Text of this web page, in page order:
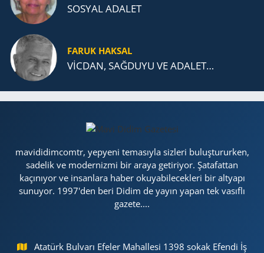
SOSYAL ADALET
FARUK HAKSAL
VİCDAN, SAĞ­DU­YU VE ADA­LET…
mavididimcomtr, yepyeni temasıyla sizleri buluştururken,
sadelik ve modernizmi bir araya getiriyor. Şatafattan
kaçınıyor ve insanlara haber okuyabilecekleri bir altyapı
sunuyor. 1997'den beri Didim de yayın yapan tek vasıflı
gazete....
Atatürk Bulvarı Efeler Mahallesi 1398 sokak Efendi İş